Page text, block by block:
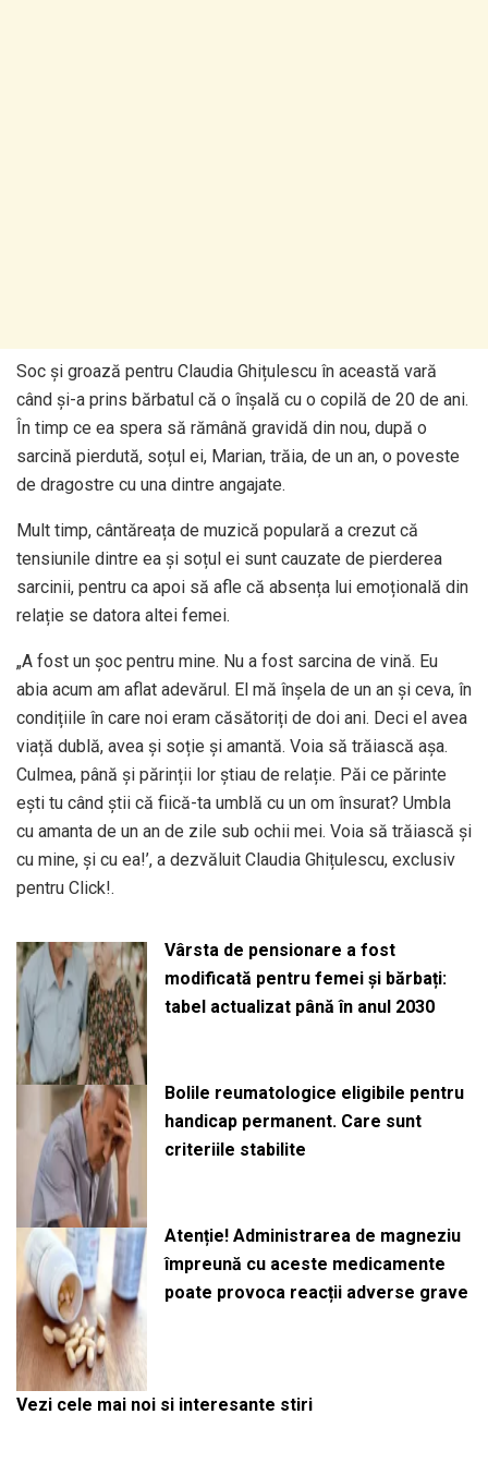
Soc și groază pentru Claudia Ghițulescu în această vară
când și-a prins bărbatul că o înșală cu o copilă de 20 de ani.
În timp ce ea spera să rămână gravidă din nou, după o
sarcină pierdută, soțul ei, Marian, trăia, de un an, o poveste
de dragostre cu una dintre angajate.
Mult timp, cântăreața de muzică populară a crezut că
tensiunile dintre ea și soțul ei sunt cauzate de pierderea
sarcinii, pentru ca apoi să afle că absența lui emoțională din
relație se datora altei femei.
„A fost un șoc pentru mine. Nu a fost sarcina de vină. Eu
abia acum am aflat adevărul. El mă înșela de un an și ceva, în
condițiile în care noi eram căsătoriți de doi ani. Deci el avea
viață dublă, avea și soție și amantă. Voia să trăiască așa.
Culmea, până și părinții lor știau de relație. Păi ce părinte
ești tu când știi că fiică-ta umblă cu un om însurat? Umbla
cu amanta de un an de zile sub ochii mei. Voia să trăiască și
cu mine, și cu ea!’, a dezvăluit Claudia Ghițulescu, exclusiv
pentru Click!.
Vârsta de pensionare a fost
modificată pentru femei și bărbați:
tabel actualizat până în anul 2030
Bolile reumatologice eligibile pentru
handicap permanent. Care sunt
criteriile stabilite
Atenție! Administrarea de magneziu
împreună cu aceste medicamente
poate provoca reacții adverse grave
Vezi cele mai noi si interesante stiri